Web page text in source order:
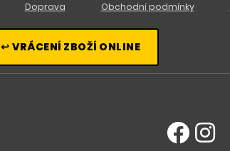
Doprava Obchodní podmínky
↩ VRÁCENÍ ZBOŽÍ ONLINE